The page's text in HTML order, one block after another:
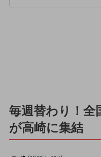
毎週替わり！全
が高崎に集結